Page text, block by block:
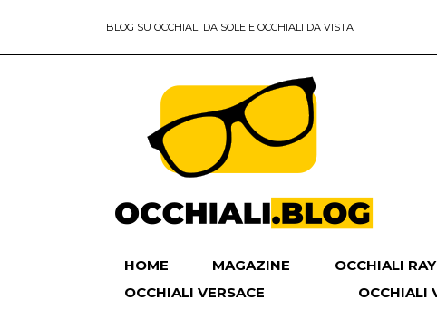
BLOG SU OCCHIALI DA SOLE E OCCHIALI DA VISTA
HOME MAGAZINE OCCHIALI
OCCHIALI VERSACE
OCCHIALI